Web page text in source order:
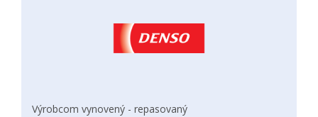
Výrobcom vynovený - repasovaný